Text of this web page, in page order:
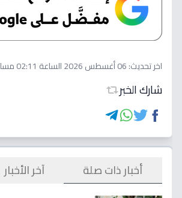
اخر تحديث:06 أغسطس 2026 الساعة 02:11 مساءاً
شارك الخبر
أخبار ذات صلة آخر الأخبار